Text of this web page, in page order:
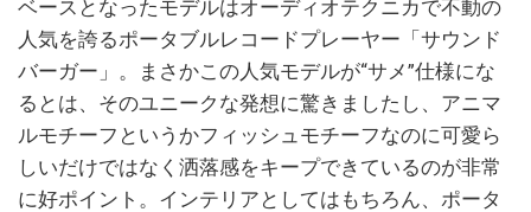
ベースとなったモデルはオーディオテクニカで不動の
人気を誇るポータブルレコードプレーヤー「サウンド
バーガー」。まさかこの人気モデルが“サメ”仕様にな
るとは、そのユニークな発想に驚きましたし、アニマ
ルモチーフというかフィッシュモチーフなのに可愛ら
しいだけではなく洒落感をキープできているのが非常
に好ポイント。インテリアとしてはもちろん、ポータ